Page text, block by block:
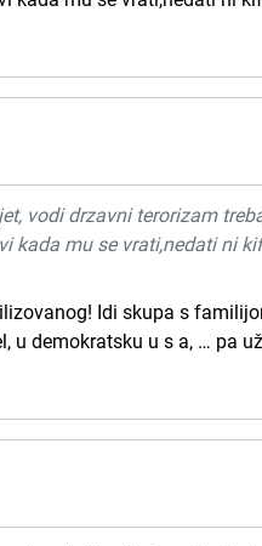
vodi drzavni terorizam
kada mu se vrati,nedati ni
Idi skupa s
u demokratsku u s a, … pa